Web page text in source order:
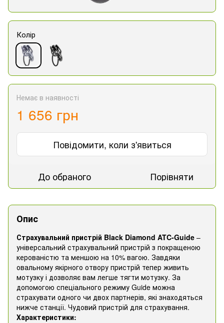
Колір
Немає в наявності
1 656 грн
Повідомити, коли з'явиться
До обраного Порівняти
Опис
Страхувальний пристрій Black Diamond ATC-Guide –
універсальний страхувальний пристрій з покращеною
керованістю та меншою на 10% вагою. Завдяки
овальному якірного отвору пристрій тепер живить
мотузку і дозволяє вам легше тягти мотузку. За
допомогою спеціального режиму Guide можна
страхувати одного чи двох партнерів, які знаходяться
нижче станції. Чудовий пристрій для страхування.
Характеристики: